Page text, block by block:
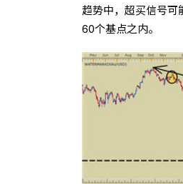
趋势中，超买信号
60个基点之内。